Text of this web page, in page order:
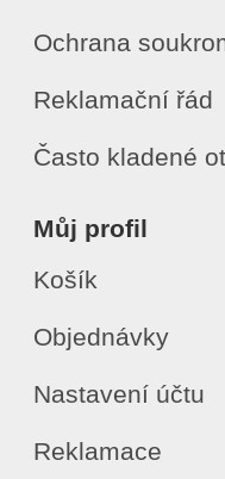
Ochrana
Reklamační řád
Často kladené
Můj profil
Košík
Objednávky
Nastavení účtu
Reklamace